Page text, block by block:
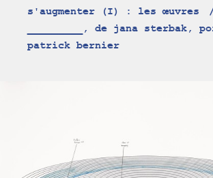
s'augmenter (I) : les œuvres
_________, de jana sterbak,
patrick bernier